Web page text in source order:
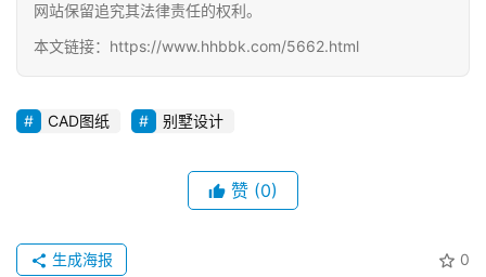
高
中
料
学
网站保留追究其法律责任的权利。
本文链接：https://www.hhbbk.com/5662.html
CAD图纸 别墅设计
赞 (0)
0
生成海报